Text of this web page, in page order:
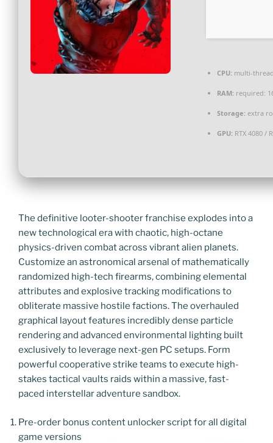
CPU: multi-
RAM: required:
Storage: extra
GPU: RTX 4080 /
The definitive looter-shooter franchise explodes into a
new technological era with chaotic, high-octane
physics-driven combat across vibrant alien planets.
Customize an astronomical arsenal of mathematically
randomized high-tech firearms, combining elemental
attributes and explosive tracking modifications to
obliterate massive hostile factions. The overhauled
graphical layout features incredibly dense particle
rendering and advanced environmental lighting built
exclusively to leverage next-gen PC setups. Form
powerful cooperative strike teams to execute high-
stakes tactical vaults raids within a massive, fast-
paced interstellar adventure sandbox.
Pre-order bonus content unlocker script for all digital
game versions